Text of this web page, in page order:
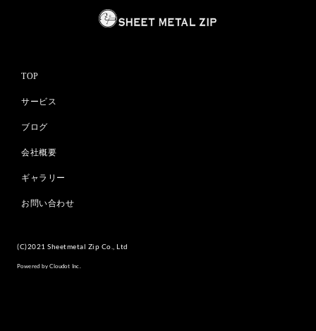
TOP
サービス
ブログ
会社概要
ギャラリー
お問い合わせ
(C)2021 Sheetmetal Zip Co., Ltd
Powered by Cloudot Inc.